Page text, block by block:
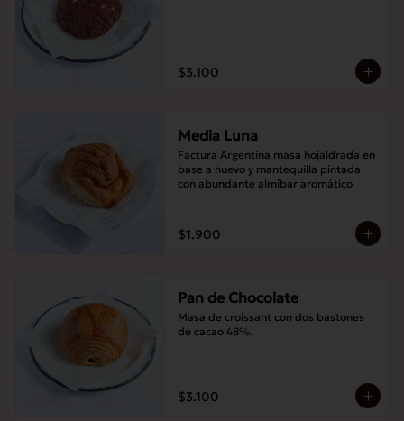
$3.100
Media Luna
Factura Argentina masa hojaldrada en
base a huevo y mantequilla pintada
con abundante almíbar aromático
$1.900
Pan de Chocolate
Masa de croissant con dos bastones
de cacao 48%.
$3.100